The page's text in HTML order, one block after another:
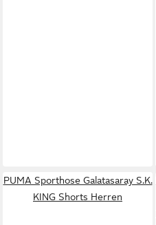
PUMA Sporthose Galatasaray S.K.
KING Shorts Herren